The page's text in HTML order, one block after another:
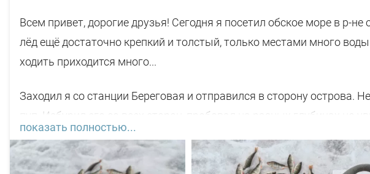
Всем привет, дорогие друзья! Сегодня я посетил обское море в р-
лёд ещё достаточно крепкий и толстый, только местами много
ходить приходится много...
Заходил я со станции Береговая и отправился в сторону острова.
пуп. Избурил его со всех сторон, пробовал на разных глубинах но
несколько ершей и небольших окуньков.
Далее я отправился по наводке моих знакомых за остров, там на
показать полностью...